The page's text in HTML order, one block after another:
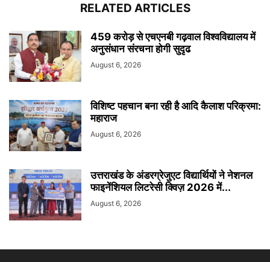
RELATED ARTICLES
459 करोड़ से एचएनबी गढ़वाल विश्वविद्यालय में
अनुसंधान संरचना होगी सुदृढ
August 6, 2026
विशिष्ट पहचान बना रही है आदि कैलाश परिक्रमा:
महाराज
August 6, 2026
उत्तराखंड के अंडरग्रेजुएट विद्यार्थियों ने नेशनल
फाइनेंशियल लिटरेसी क्विज़ 2026 में...
August 6, 2026